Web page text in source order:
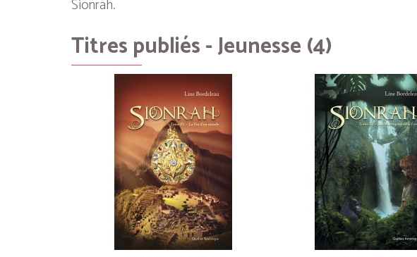
Sionrah.
Titres publiés - Jeunesse (4)